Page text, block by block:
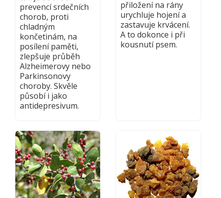
prevencí srdečních
chorob, proti
chladným
končetinám, na
posílení paměti,
zlepšuje průběh
Alzheimerovy nebo
Parkinsonovy
choroby. Skvěle
působí i jako
antidepresivum.
přiložení na rány
urychluje hojení a
zastavuje krvácení.
A to dokonce i při
kousnutí psem.